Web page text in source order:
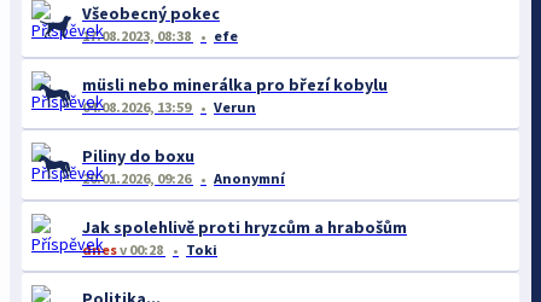
Všeobecný pokec
17.08.2023, 08:38 efe
müsli nebo minerálka pro březí kobylu
04.08.2026, 13:59 Verun
Piliny do boxu
20.01.2026, 09:26 Anonymní
Jak spolehlivě proti hryzcům a hrabošům
dnesv 00:28 Toki